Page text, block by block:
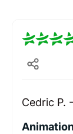
Cedric P. -